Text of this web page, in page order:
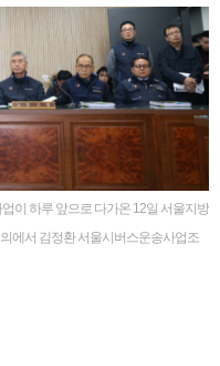
이 하루 앞으로 다가온 12일 서울지방
에서 김정환 서울시버스운송사업조